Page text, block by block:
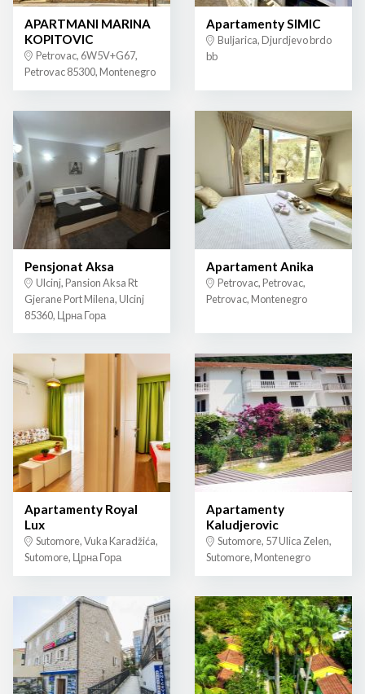
APARTMANI MARINA
KOPITOVIC
Petrovac, 6W5V+G67,
Petrovac 85300, Montenegro
Apartamenty SIMIC
Buljarica, Djurdjevo brdo
bb
Pensjonat Aksa
Ulcinj, Pansion Aksa Rt
Gjerane Port Milena, Ulcinj
85360, Црна Гора
Apartament Anika
Petrovac, Petrovac,
Petrovac, Montenegro
Apartamenty Royal
Lux
Sutomore, Vuka Karadžića,
Sutomore, Црна Гора
Apartamenty
Kaludjerovic
Sutomore, 57 Ulica Zelen,
Sutomore, Montenegro